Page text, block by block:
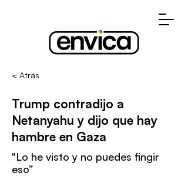
< Atrás
Trump contradijo a
Netanyahu y dijo que hay
hambre en Gaza
"Lo he visto y no puedes fingir
eso”